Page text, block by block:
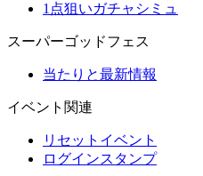
1点狙いガチャシミュ
スーパーゴッドフェス
当たりと最新情報
イベント関連
リセットイベント
ログインスタンプ